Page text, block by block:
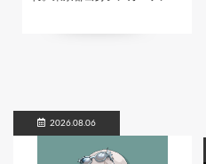
2026.08.06